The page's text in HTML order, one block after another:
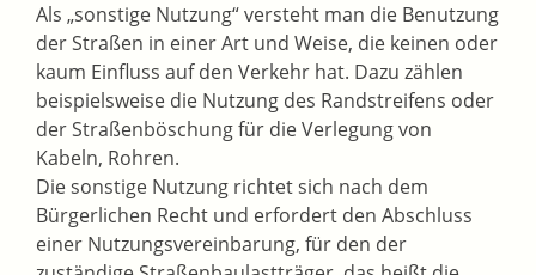
Als „sonstige Nutzung“ versteht man die Benutzung
der Straßen in einer Art und Weise, die keinen oder
kaum Einfluss auf den Verkehr hat. Dazu zählen
beispielsweise die Nutzung des Randstreifens oder
der Straßenböschung für die Verlegung von
Kabeln, Rohren.
Die sonstige Nutzung richtet sich nach dem
Bürgerlichen Recht und erfordert den Abschluss
einer Nutzungsvereinbarung, für den der